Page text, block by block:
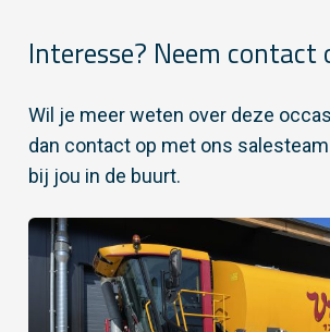
Interesse? Neem contact
Wil je meer weten over deze
dan contact op met ons
bij jou in de buurt.